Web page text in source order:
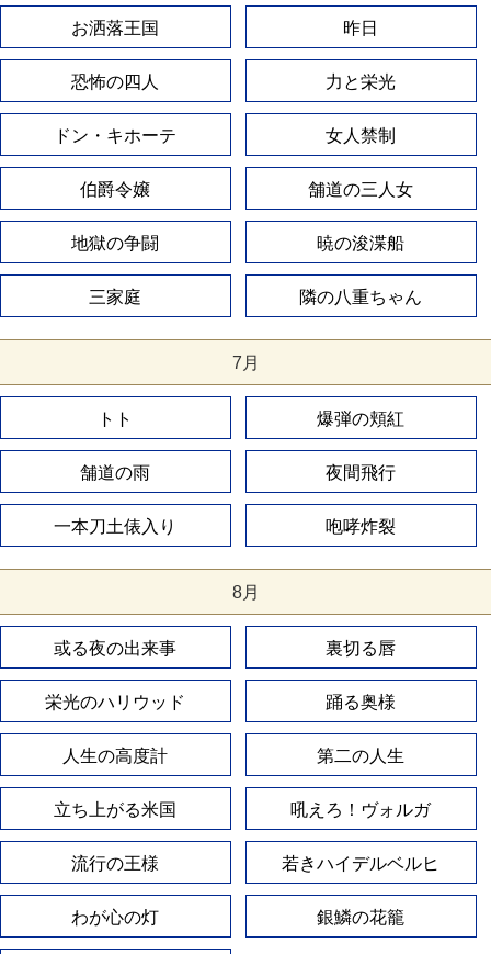
お洒落王国 昨日
恐怖の四人 力と栄光
ドン・キホーテ 女人禁制
伯爵令嬢 舗道の三人女
地獄の争闘 暁の浚渫船
三家庭 隣の八重ちゃん
7月
トト 爆弾の頬紅
舗道の雨 夜間飛行
一本刀土俵入り 咆哮炸裂
8月
或る夜の出来事 裏切る唇
栄光のハリウッド 踊る奥様
人生の高度計 第二の人生
立ち上がる米国 吼えろ！ヴォルガ
流行の王様 若きハイデルベルヒ
わが心の灯 銀鱗の花籠